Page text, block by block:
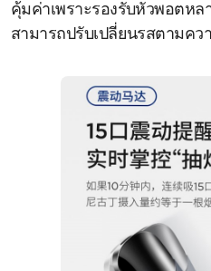
คุ้มค่าเพราะรองรับหัวพอตห
สามารถปรับเปลี่ยนรสตามคว